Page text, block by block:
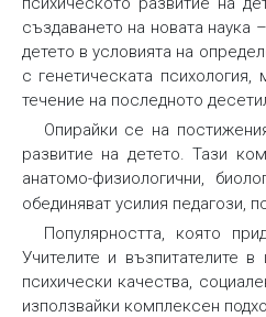
създаването на новата наука
детето в условията на
с генетическата
течение на последното
Опирайки се на
развитие на детето. Тази
анатомо-физиологични,
обединяват усилия педагози,
Популярността, която
Учителите и възпитателите
психически качества,
използвайки комплексен